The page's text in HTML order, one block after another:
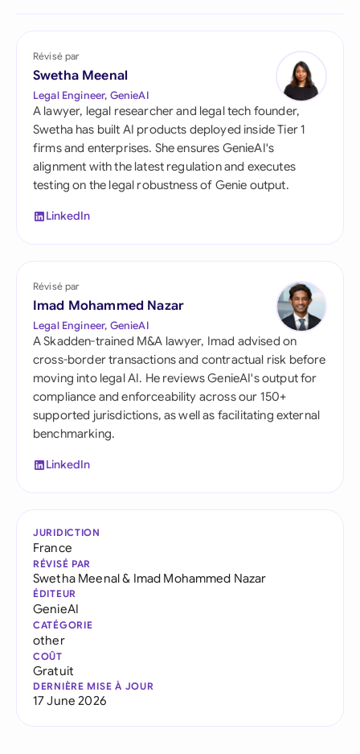
Révisé par
Swetha Meenal
Legal Engineer, GenieAI
A lawyer, legal researcher and legal tech founder,
Swetha has built AI products deployed inside Tier 1
firms and enterprises. She ensures GenieAI's
alignment with the latest regulation and executes
testing on the legal robustness of Genie output.
LinkedIn
Révisé par
Imad Mohammed Nazar
Legal Engineer, GenieAI
A Skadden-trained M&A lawyer, Imad advised on
cross-border transactions and contractual risk before
moving into legal AI. He reviews GenieAI's output for
compliance and enforceability across our 150+
supported jurisdictions, as well as facilitating external
benchmarking.
LinkedIn
JURIDICTION
France
RÉVISÉ PAR
Swetha Meenal& Imad Mohammed Nazar
ÉDITEUR
GenieAI
CATÉGORIE
other
COÛT
Gratuit
DERNIÈRE MISE À JOUR
17 June 2026